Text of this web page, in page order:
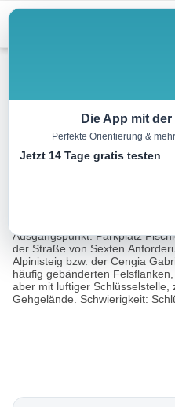
Wandern
Rund um den
Ausgangspunkt: Parkplatz
der Straße von
Alpinisteig bzw. der Cengia
häufig gebänderten
aber mit luftiger Schlüsselstelle,
Gehgelände. Schwierigkeit:
Die App mit
Perfekte Orientierung &
Jetzt 14 Tage gratis testen